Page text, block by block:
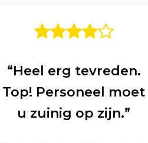
“Heel erg tevreden.
Top! Personeel moet
u zuinig op zijn.”